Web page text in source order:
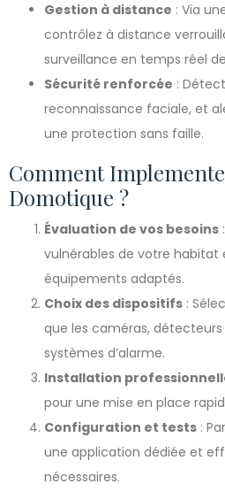
Gestion à distance : Via
contrôlez à distance
surveillance en temps réel
Sécurité renforcée :
reconnaissance faciale, et
une protection sans faille.
Comment
Domotique ?
Évaluation de vos besoins
vulnérables de votre habitat
équipements adaptés.
Choix des dispositifs :
que les caméras,
systèmes d’alarme.
Installation
pour une mise en place
Configuration et tests :
une application dédiée et
nécessaires.